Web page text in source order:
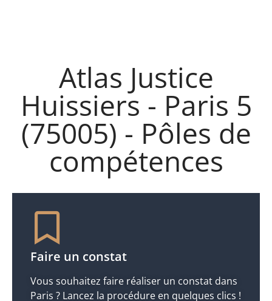
Atlas Justice
Huissiers - Paris 5
(75005) - Pôles de
compétences
Faire un constat
Vous souhaitez faire réaliser un constat dans
Paris ? Lancez la procédure en quelques clics !